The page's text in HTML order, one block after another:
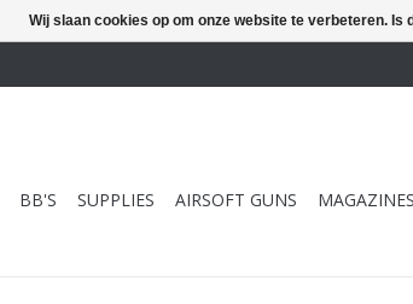
BB'S SUPPLIES AIRSOFT GUNS MAGAZINES
Wij slaan cookies op om onze website te verbeteren. Is